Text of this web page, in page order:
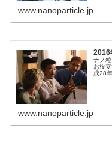
www.nanoparticle.jp
2016
ナノ
お役
成28
www.nanoparticle.jp